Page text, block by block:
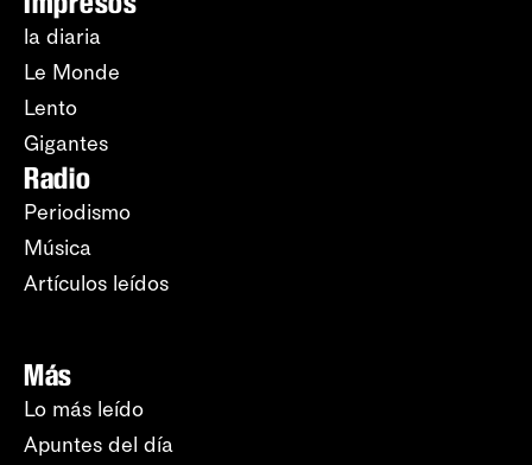
la diaria
Le Monde
Lento
Gigantes
Radio
Periodismo
Música
Artículos leídos
Más
Lo más leído
Apuntes del día